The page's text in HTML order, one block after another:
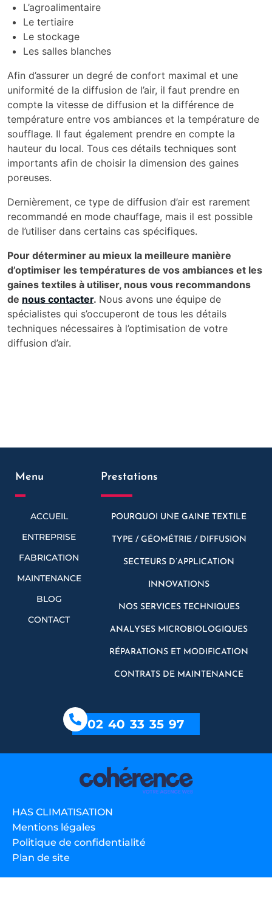
L’agroalimentaire
Le tertiaire
Le stockage
Les salles blanches
Afin d’assurer un degré de confort maximal et une
uniformité de la diffusion de l’air, il faut prendre en
compte la vitesse de diffusion et la différence de
température entre vos ambiances et la température de
soufflage. Il faut également prendre en compte la
hauteur du local. Tous ces détails techniques sont
importants afin de choisir la dimension des gaines
poreuses.
Dernièrement, ce type de diffusion d’air est rarement
recommandé en mode chauffage, mais il est possible
de l’utiliser dans certains cas spécifiques.
Pour déterminer au mieux la meilleure manière
d’optimiser les températures de vos ambiances et les
gaines textiles à utiliser, nous vous recommandons
de nous contacter. Nous avons une équipe de
spécialistes qui s’occuperont de tous les détails
techniques nécessaires à l’optimisation de votre
diffusion d’air.
Menu
ACCUEIL
ENTREPRISE
FABRICATION
MAINTENANCE
BLOG
CONTACT
Prestations
POURQUOI UNE GAINE TEXTILE
TYPE / GÉOMÉTRIE / DIFFUSION
SECTEURS D’APPLICATION
INNOVATIONS
NOS SERVICES TECHNIQUES
ANALYSES MICROBIOLOGIQUES
RÉPARATIONS ET MODIFICATION
CONTRATS DE MAINTENANCE
02 40 33 35 97
HAS CLIMATISATION
Mentions légales
Politique de confidentialité
Plan de site